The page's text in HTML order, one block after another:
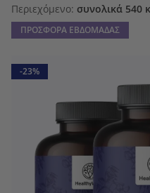
Περιεχόμενο: συνολικά 540
ΠΡΟΣΦΟΡΑ ΕΒΔΟΜΑΔΑΣ
-23%